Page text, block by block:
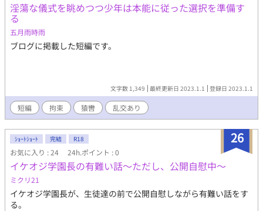
淫蕩な儀式を眺めつつ少年は本能に従った選択を準備す
る
五月雨時雨
ブログに掲載した短編です。
文字数 1,349 最終更新日 2023.1.1 登録日 2023.1.1
短編 拘束 猿轡 乱交あり
26
ｼｮｰﾄｼｮｰﾄ 完結 R18
お気に入り : 24 24h.ポイント : 0
イケオジ学園長の有難い話〜ただし、公開自慰中〜
ミクリ21
イケオジ学園長が、生徒達の前で公開自慰しながら有難い話をす
る。